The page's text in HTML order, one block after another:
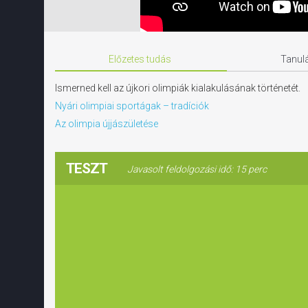
Előzetes tudás
Ismerned kell az újkori olimpiák kialakulásának történetét.
Nyári olimpiai sportágak – tradíciók
Az olimpia újjászületése
TESZT Javasolt feldolgozási idő: 15 perc